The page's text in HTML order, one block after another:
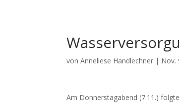
vonAnneliese Handlechner | Nov.
Am Donnerstagabend (7.11.)